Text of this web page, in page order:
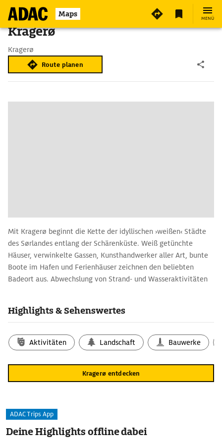
Maps MENÜ
Kragerø
Kragerø
Route planen
Mit Kragerø beginnt die Kette der idyllischen ›weißen‹ Städte
des Sørlandes entlang der Schären­küste. Weiß getünchte
Häuser, verwinkelte Gassen, Kunsthandwerker aller Art, bunte
Boote im Hafen und Ferienhäuser zeichnen den beliebten
Badeort aus. Abwechslung von Strand- und Wasseraktivitäten
1909–16 hier verbrachte.
Highlights & Sehenswertes
Aktivitäten Landschaft Bauwerke
Kragerø entdecken
ADAC Trips App
Deine Highlights offline dabei